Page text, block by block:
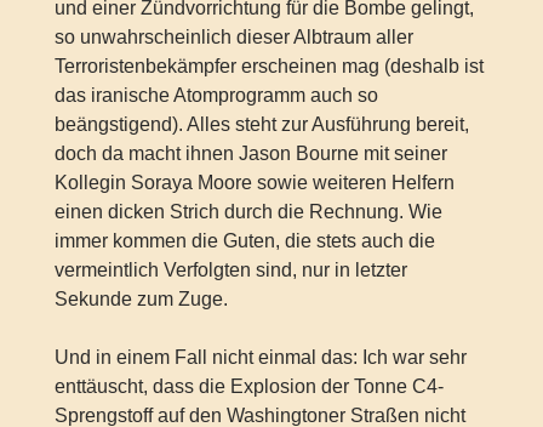
und einer Zündvorrichtung für die Bombe gelingt,
so unwahrscheinlich dieser Albtraum aller
Terroristenbekämpfer erscheinen mag (deshalb ist
das iranische Atomprogramm auch so
beängstigend). Alles steht zur Ausführung bereit,
doch da macht ihnen Jason Bourne mit seiner
Kollegin Soraya Moore sowie weiteren Helfern
einen dicken Strich durch die Rechnung. Wie
immer kommen die Guten, die stets auch die
vermeintlich Verfolgten sind, nur in letzter
Sekunde zum Zuge.
Und in einem Fall nicht einmal das: Ich war sehr
enttäuscht, dass die Explosion der Tonne C4-
Sprengstoff auf den Washingtoner Straßen nicht